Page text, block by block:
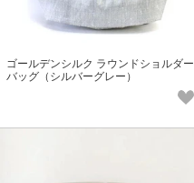
ゴールデンシルク ラウンドショルダー
バッグ（シルバーグレー）